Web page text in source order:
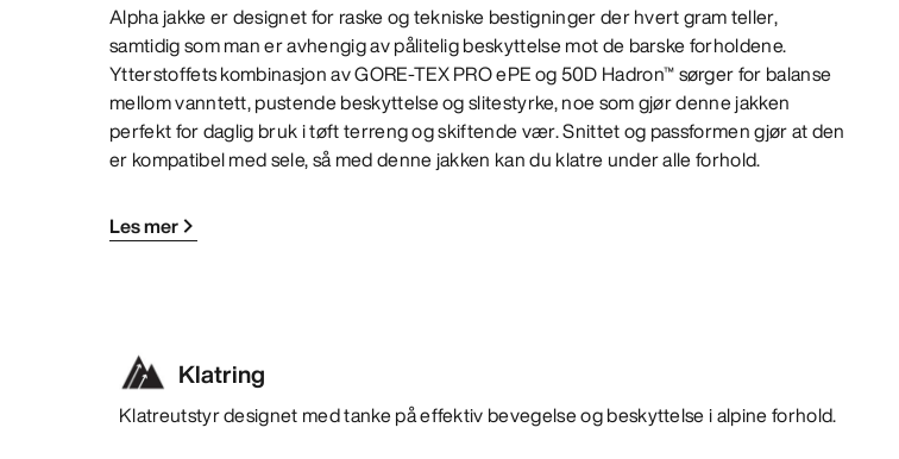
Alpha jakke er designet for raske og tekniske bestigninger der hvert gram teller,
samtidig som man er avhengig av pålitelig beskyttelse mot de barske forholdene.
Ytterstoffets kombinasjon av GORE-TEX PRO ePE og 50D Hadron™ sørger for balanse
mellom vanntett, pustende beskyttelse og slitestyrke, noe som gjør denne jakken
perfekt for daglig bruk i tøft terreng og skiftende vær. Snittet og passformen gjør at den
er kompatibel med sele, så med denne jakken kan du klatre under alle forhold.
Les mer
Klatring
Klatreutstyr designet med tanke på effektiv bevegelse og beskyttelse i alpine forhold.